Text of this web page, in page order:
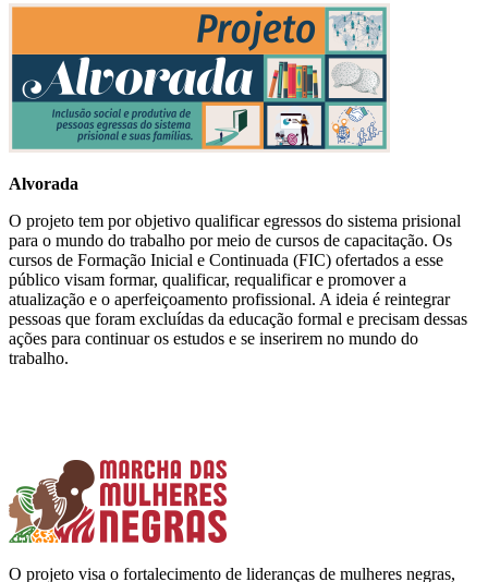
Alvorada
O projeto tem por objetivo qualificar egressos do sistema prisional
para o mundo do trabalho por meio de cursos de capacitação. Os
cursos de Formação Inicial e Continuada (FIC) ofertados a esse
público visam formar, qualificar, requalificar e promover a
atualização e o aperfeiçoamento profissional. A ideia é reintegrar
pessoas que foram excluídas da educação formal e precisam dessas
ações para continuar os estudos e se inserirem no mundo do
trabalho.
O projeto visa o fortalecimento de lideranças de mulheres negras,